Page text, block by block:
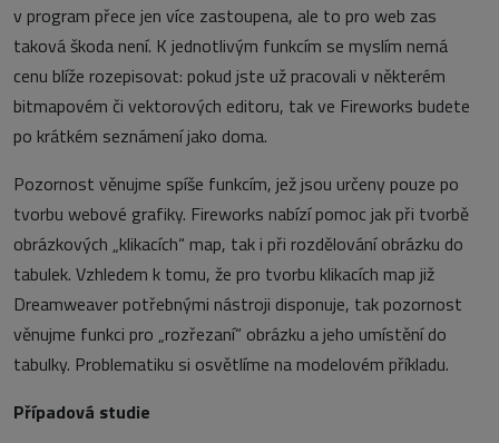
v program přece jen více zastoupena, ale to pro web zas
taková škoda není. K jednotlivým funkcím se myslím nemá
cenu blíže rozepisovat: pokud jste už pracovali v některém
bitmapovém či vektorových editoru, tak ve Fireworks budete
po krátkém seznámení jako doma.
Pozornost věnujme spíše funkcím, jež jsou určeny pouze po
tvorbu webové grafiky. Fireworks nabízí pomoc jak při tvorbě
obrázkových „klikacích“ map, tak i při rozdělování obrázku do
tabulek. Vzhledem k tomu, že pro tvorbu klikacích map již
Dreamweaver potřebnými nástroji disponuje, tak pozornost
věnujme funkci pro „rozřezaní“ obrázku a jeho umístění do
tabulky. Problematiku si osvětlíme na modelovém příkladu.
Případová studie